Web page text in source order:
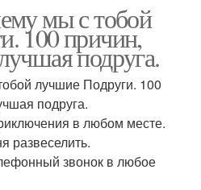
мы с тобой
100 причин,
подруга.
лучшие Подруги. 100
подруга.
в любом месте.
развеселить.
звонок в любое